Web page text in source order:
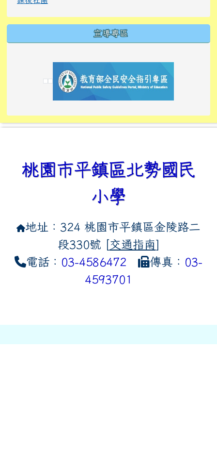
宣導專區
link to https://
link to https://10000.gov.tw/
link to https://
link to https://10000.gov.tw/
link to https://
link to https://
link to https://i.win.org.tw/
link to https://
link to https://
link to https://
link to https://
桃園市平鎮區北勢國民
小學
地址：324 桃園市平鎮區金陵路二
段330號 [交通指南]
電話： 03-4586472 傳真： 03-
4593701